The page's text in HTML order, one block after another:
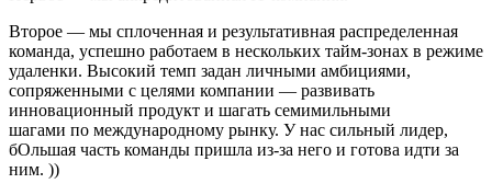
Второе — мы сплоченная и результативная распределенная
команда, успешно работаем в нескольких тайм-зонах в режиме
удаленки. Высокий темп задан личными амбициями,
сопряженными с целями компании — развивать
инновационный продукт и шагать семимильными
шагами по международному рынку. У нас сильный лидер,
бОльшая часть команды пришла из-за него и готова идти за
ним. ))